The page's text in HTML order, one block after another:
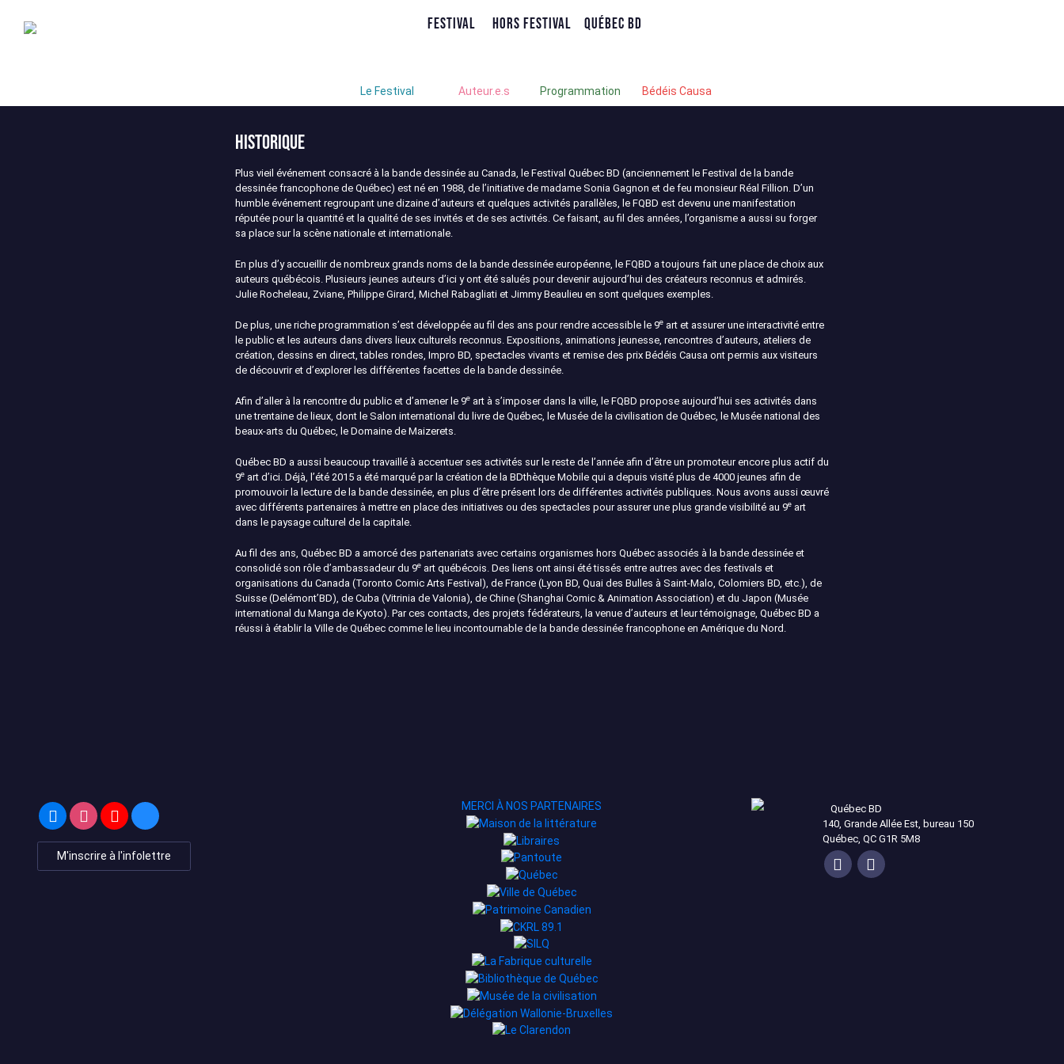
Festival Hors Festival Québec BD
Le Festival Auteur.e.s Programmation Bédéis Causa
Historique
Plus vieil événement consacré à la bande dessinée au Canada, le Festival Québec BD (anciennement le Festival de la bande
dessinée francophone de Québec) est né en 1988, de l’initiative de madame Sonia Gagnon et de feu monsieur Réal Fillion. D’un
humble événement regroupant une dizaine d’auteurs et quelques activités parallèles, le FQBD est devenu une manifestation
réputée pour la quantité et la qualité de ses invités et de ses activités. Ce faisant, au fil des années, l’organisme a aussi su forger
sa place sur la scène nationale et internationale.
En plus d’y accueillir de nombreux grands noms de la bande dessinée européenne, le FQBD a toujours fait une place de choix aux
auteurs québécois. Plusieurs jeunes auteurs d’ici y ont été salués pour devenir aujourd’hui des créateurs reconnus et admirés.
Julie Rocheleau, Zviane, Philippe Girard, Michel Rabagliati et Jimmy Beaulieu en sont quelques exemples.
De plus, une riche programmation s’est développée au fil des ans pour rendre accessible le 9e art et assurer une interactivité entre
le public et les auteurs dans divers lieux culturels reconnus. Expositions, animations jeunesse, rencontres d’auteurs, ateliers de
création, dessins en direct, tables rondes, Impro BD, spectacles vivants et remise des prix Bédéis Causa ont permis aux visiteurs
de découvrir et d’explorer les différentes facettes de la bande dessinée.
Afin d’aller à la rencontre du public et d’amener le 9e art à s’imposer dans la ville, le FQBD propose aujourd’hui ses activités dans
une trentaine de lieux, dont le Salon international du livre de Québec, le Musée de la civilisation de Québec, le Musée national des
beaux-arts du Québec, le Domaine de Maizerets.
Québec BD a aussi beaucoup travaillé à accentuer ses activités sur le reste de l’année afin d’être un promoteur encore plus actif du
9e art d’ici. Déjà, l’été 2015 a été marqué par la création de la BDthèque Mobile qui a depuis visité plus de 4000 jeunes afin de
promouvoir la lecture de la bande dessinée, en plus d’être présent lors de différentes activités publiques. Nous avons aussi œuvré
avec différents partenaires à mettre en place des initiatives ou des spectacles pour assurer une plus grande visibilité au 9e art
dans le paysage culturel de la capitale.
Au fil des ans, Québec BD a amorcé des partenariats avec certains organismes hors Québec associés à la bande dessinée et
consolidé son rôle d’ambassadeur du 9e art québécois. Des liens ont ainsi été tissés entre autres avec des festivals et
organisations du Canada (Toronto Comic Arts Festival), de France (Lyon BD, Quai des Bulles à Saint-Malo, Colomiers BD, etc.), de
Suisse (Delémont’BD), de Cuba (Vitrinia de Valonia), de Chine (Shanghai Comic & Animation Association) et du Japon (Musée
international du Manga de Kyoto). Par ces contacts, des projets fédérateurs, la venue d’auteurs et leur témoignage, Québec BD a
réussi à établir la Ville de Québec comme le lieu incontournable de la bande dessinée francophone en Amérique du Nord.
M'inscrire à l'infolettre
MERCI À NOS PARTENAIRES
Québec BD
140, Grande Allée Est, bureau 150
Québec, QC G1R 5M8